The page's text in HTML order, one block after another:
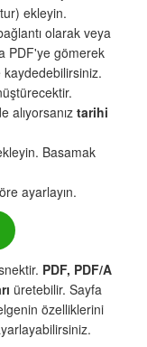
ekleyin.
olarak veya
PDF'ye gömerek
alıyorsanıztarihi
Basamak
ayarlayın.
PDF, PDF/A
üretebilir. Sayfa
özelliklerini